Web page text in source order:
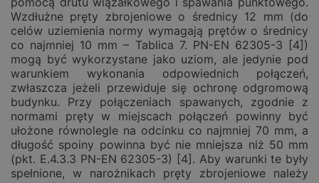
Wzdłużne pręty zbrojeniowe o średnicy 12 mm (do
celów uziemienia normy wymagają prętów o średnicy
co najmniej 10 mm – Tablica 7. PN-EN 62305-3 [4])
mogą być wykorzystane jako uziom, ale jedynie pod
warunkiem wykonania odpowiednich połączeń,
zwłaszcza jeżeli przewiduje się ochronę odgromową
budynku. Przy połączeniach spawanych, zgodnie z
normami pręty w miejscach połączeń powinny być
ułożone równolegle na odcinku co najmniej 70 mm, a
długość spoiny powinna być nie mniejsza niż 50 mm
(pkt. E.4.3.3 PN-EN 62305-3) [4]. Aby warunki te były
spełnione, w narożnikach pręty zbrojeniowe należy